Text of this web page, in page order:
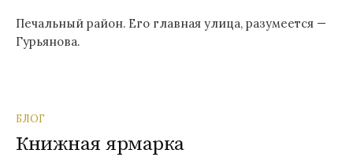
Печальный район. Его главная улица, разумеется —
Гурьянова.
БЛОГ
Книжная ярмарка